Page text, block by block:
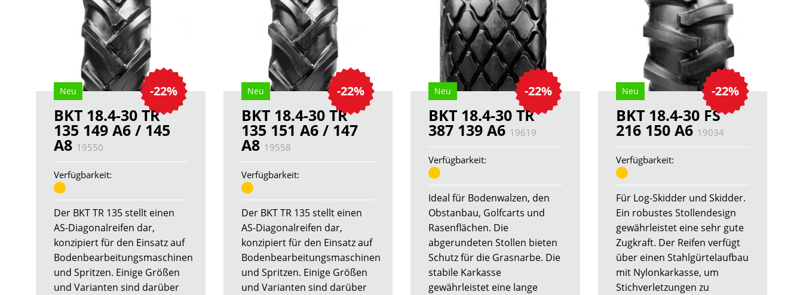
-22%
Neu
BKT 18.4-30 TR
135 149 A6 / 145
A8 19550
Verfügbarkeit:
Der BKT TR 135 stellt einen
AS-Diagonalreifen dar,
konzipiert für den Einsatz auf
Bodenbearbeitungsmaschinen
und Spritzen. Einige Größen
und Varianten sind darüber
-22%
Neu
BKT 18.4-30 TR
135 151 A6 / 147
A8 19558
Verfügbarkeit:
Der BKT TR 135 stellt einen
AS-Diagonalreifen dar,
konzipiert für den Einsatz auf
Bodenbearbeitungsmaschinen
und Spritzen. Einige Größen
und Varianten sind darüber
-22%
Neu
BKT 18.4-30 TR
387 139 A6 19619
Verfügbarkeit:
Ideal für Bodenwalzen, den
Obstanbau, Golfcarts und
Rasenflächen. Die
abgerundeten Stollen bieten
Schutz für die Grasnarbe. Die
stabile Karkasse
gewährleistet eine lange
-22%
Neu
BKT 18.4-30 FS
216 150 A6 19034
Verfügbarkeit:
Für Log-Skidder und Skidder.
Ein robustes Stollendesign
gewährleistet eine sehr gute
Zugkraft. Der Reifen verfügt
über einen Stahlgürtelaufbau
mit Nylonkarkasse, um
Stichverletzungen zu